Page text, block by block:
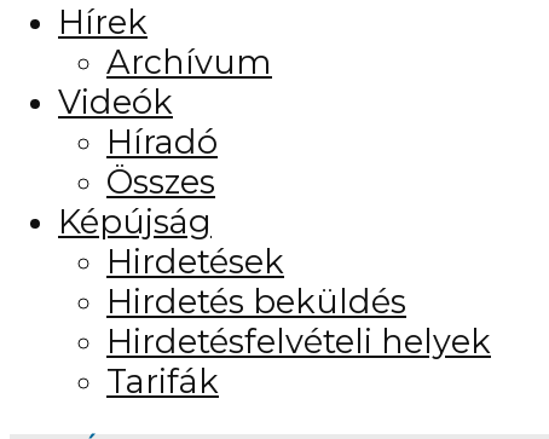
Hírek
Archívum
Videók
Híradó
Összes
Képújság
Hirdetések
Hirdetés beküldés
Hirdetésfelvételi helyek
Tarifák